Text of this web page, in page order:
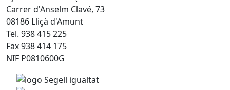
Carrer d'Anselm Clavé, 73
08186 Lliçà d'Amunt
Tel. 938 415 225
Fax 938 414 175
NIF P0810600G